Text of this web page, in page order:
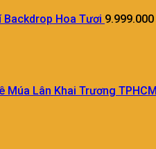
Backdrop Hoa Tươi 9.999.000
Múa Lân Khai Trương TPHCM